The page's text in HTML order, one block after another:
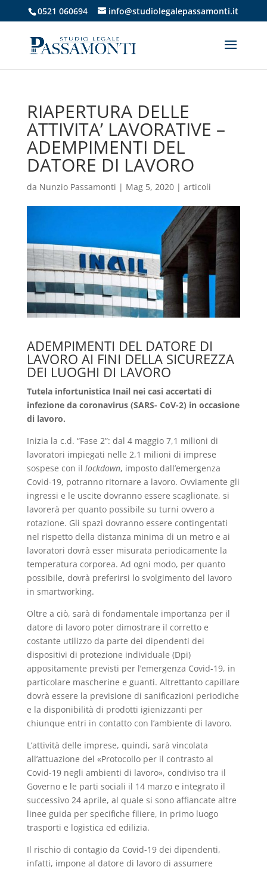
0521 060694 info@studiolegalepassamonti.it
RIAPERTURA DELLE
ATTIVITA’ LAVORATIVE –
ADEMPIMENTI DEL
DATORE DI LAVORO
da Nunzio Passamonti | Mag 5, 2020| articoli
ADEMPIMENTI DEL DATORE DI
LAVORO AI FINI DELLA SICUREZZA
DEI LUOGHI DI LAVORO
Tutela infortunistica Inail nei casi accertati di
infezione da coronavirus (SARS- CoV-2) in occasione
di lavoro.
Inizia la c.d. “Fase 2”: dal 4 maggio 7,1 milioni di
lavoratori impiegati nelle 2,1 milioni di imprese
sospese con il lockdown, imposto dall’emergenza
Covid-19, potranno ritornare a lavoro. Ovviamente gli
ingressi e le uscite dovranno essere scaglionate, si
lavorerà per quanto possibile su turni ovvero a
rotazione. Gli spazi dovranno essere contingentati
nel rispetto della distanza minima di un metro e ai
lavoratori dovrà esser misurata periodicamente la
temperatura corporea. Ad ogni modo, per quanto
possibile, dovrà preferirsi lo svolgimento del lavoro
in smartworking.
Oltre a ciò, sarà di fondamentale importanza per il
datore di lavoro poter dimostrare il corretto e
costante utilizzo da parte dei dipendenti dei
dispositivi di protezione individuale (Dpi)
appositamente previsti per l’emergenza Covid-19, in
particolare mascherine e guanti. Altrettanto capillare
dovrà essere la previsione di sanificazioni periodiche
e la disponibilità di prodotti igienizzanti per
chiunque entri in contatto con l’ambiente di lavoro.
L’attività delle imprese, quindi, sarà vincolata
all’attuazione del «Protocollo per il contrasto al
Covid-19 negli ambienti di lavoro», condiviso tra il
Governo e le parti sociali il 14 marzo e integrato il
successivo 24 aprile, al quale si sono affiancate altre
linee guida per specifiche filiere, in primo luogo
trasporti e logistica ed edilizia.
Il rischio di contagio da Covid-19 dei dipendenti,
infatti, impone al datore di lavoro di assumere